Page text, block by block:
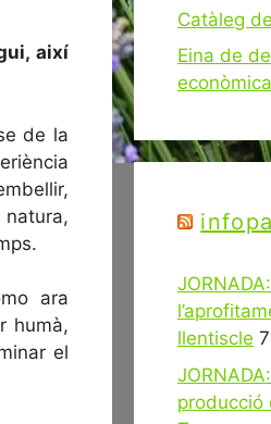
així
de la
ara
humà,
el
Catàleg
Eina de
llentiscle
producció